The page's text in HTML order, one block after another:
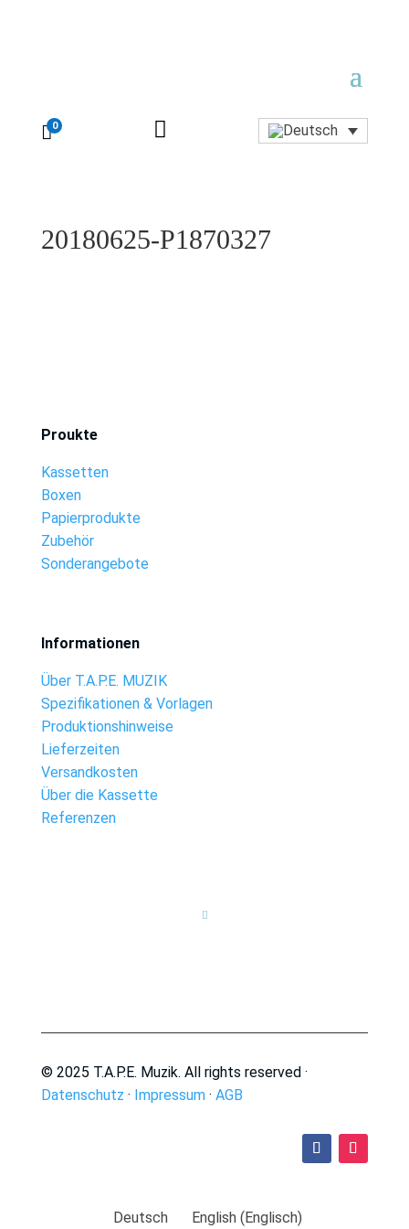
0 
20180625-P1870327
Proukte
Kassetten
Boxen
Papierprodukte
Zubehör
Sonderangebote
Informationen
Über T.A.P.E. MUZIK
Spezifikationen & Vorlagen
Produktionshinweise
Lieferzeiten
Versandkosten
Über die Kassette
Referenzen

© 2025 T.A.P.E. Muzik. All rights reserved ·
Datenschutz · Impressum· AGB
Deutsch English(Englisch)